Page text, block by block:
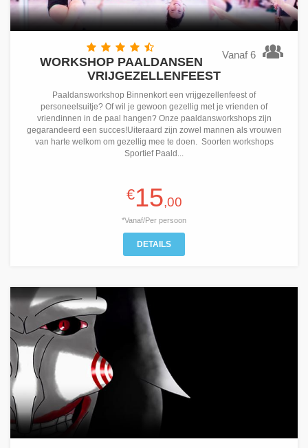
Vanaf 6
WORKSHOP PAALDANSEN
VRIJGEZELLENFEEST
Paaldansworkshop Binnenkort een vrijgezellenfeest of
personeelsuitje? Of wil je gewoon gezellig met je vrienden of
vriendinnen in de paal hangen? Onze paaldansworkshops zijn
gegarandeerd een succes!Uiteraard zijn zowel mannen als vrouwen
van harte welkom om gezellig mee te doen. Soorten workshops
Sportief Paald...
€15,00
*Vanaf/Per persoon
DETAILS